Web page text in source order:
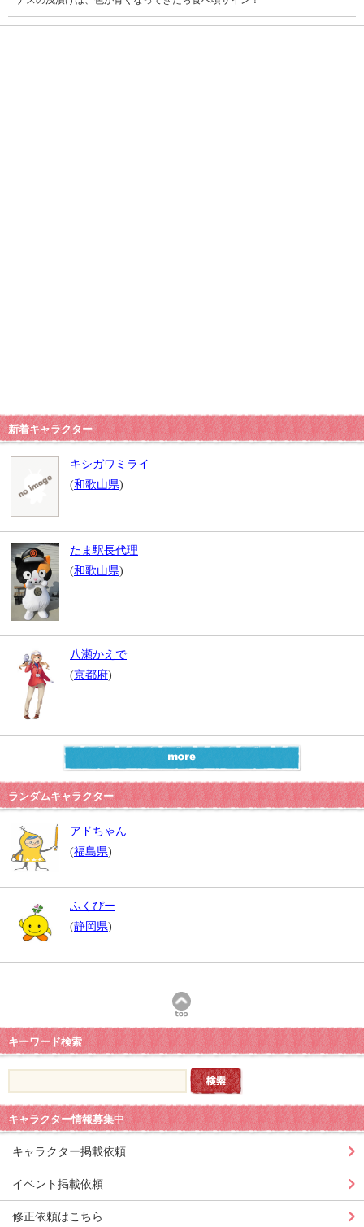
新着キャラクター
キシガワミライ
(和歌山県)
たま駅長代理
(和歌山県)
八瀬かえで
(京都府)
ランダムキャラクター
アドちゃん
(福島県)
ふくぴー
(静岡県)
キーワード検索
キャラクター情報募集中
キャラクター掲載依頼
イベント掲載依頼
修正依頼はこちら